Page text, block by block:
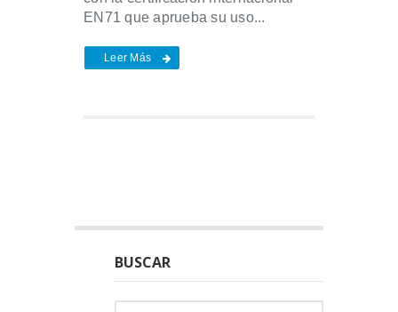
EN71 que aprueba su uso...
Leer Más
BUSCAR